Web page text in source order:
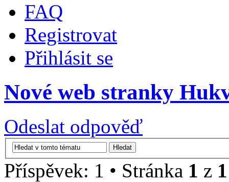
FAQ
Registrovat
Přihlásit se
Nové web stranky
Odeslat odpověď
Příspěvek: 1 • Stránka 1 z 1